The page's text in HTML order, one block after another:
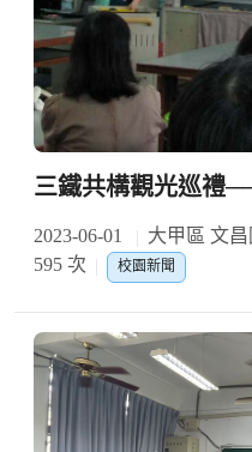
三鐵共構觀光巡禮
2023-06-01 大甲區 文
595 次
校園新聞